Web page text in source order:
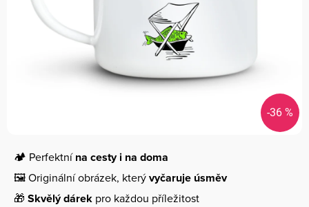
-36 %
🏕️ Perfektnína cesty i na doma
🖼️ Originální obrázek, kterývyčaruje úsměv
🎁 Skvělý dárek pro každou příležitost